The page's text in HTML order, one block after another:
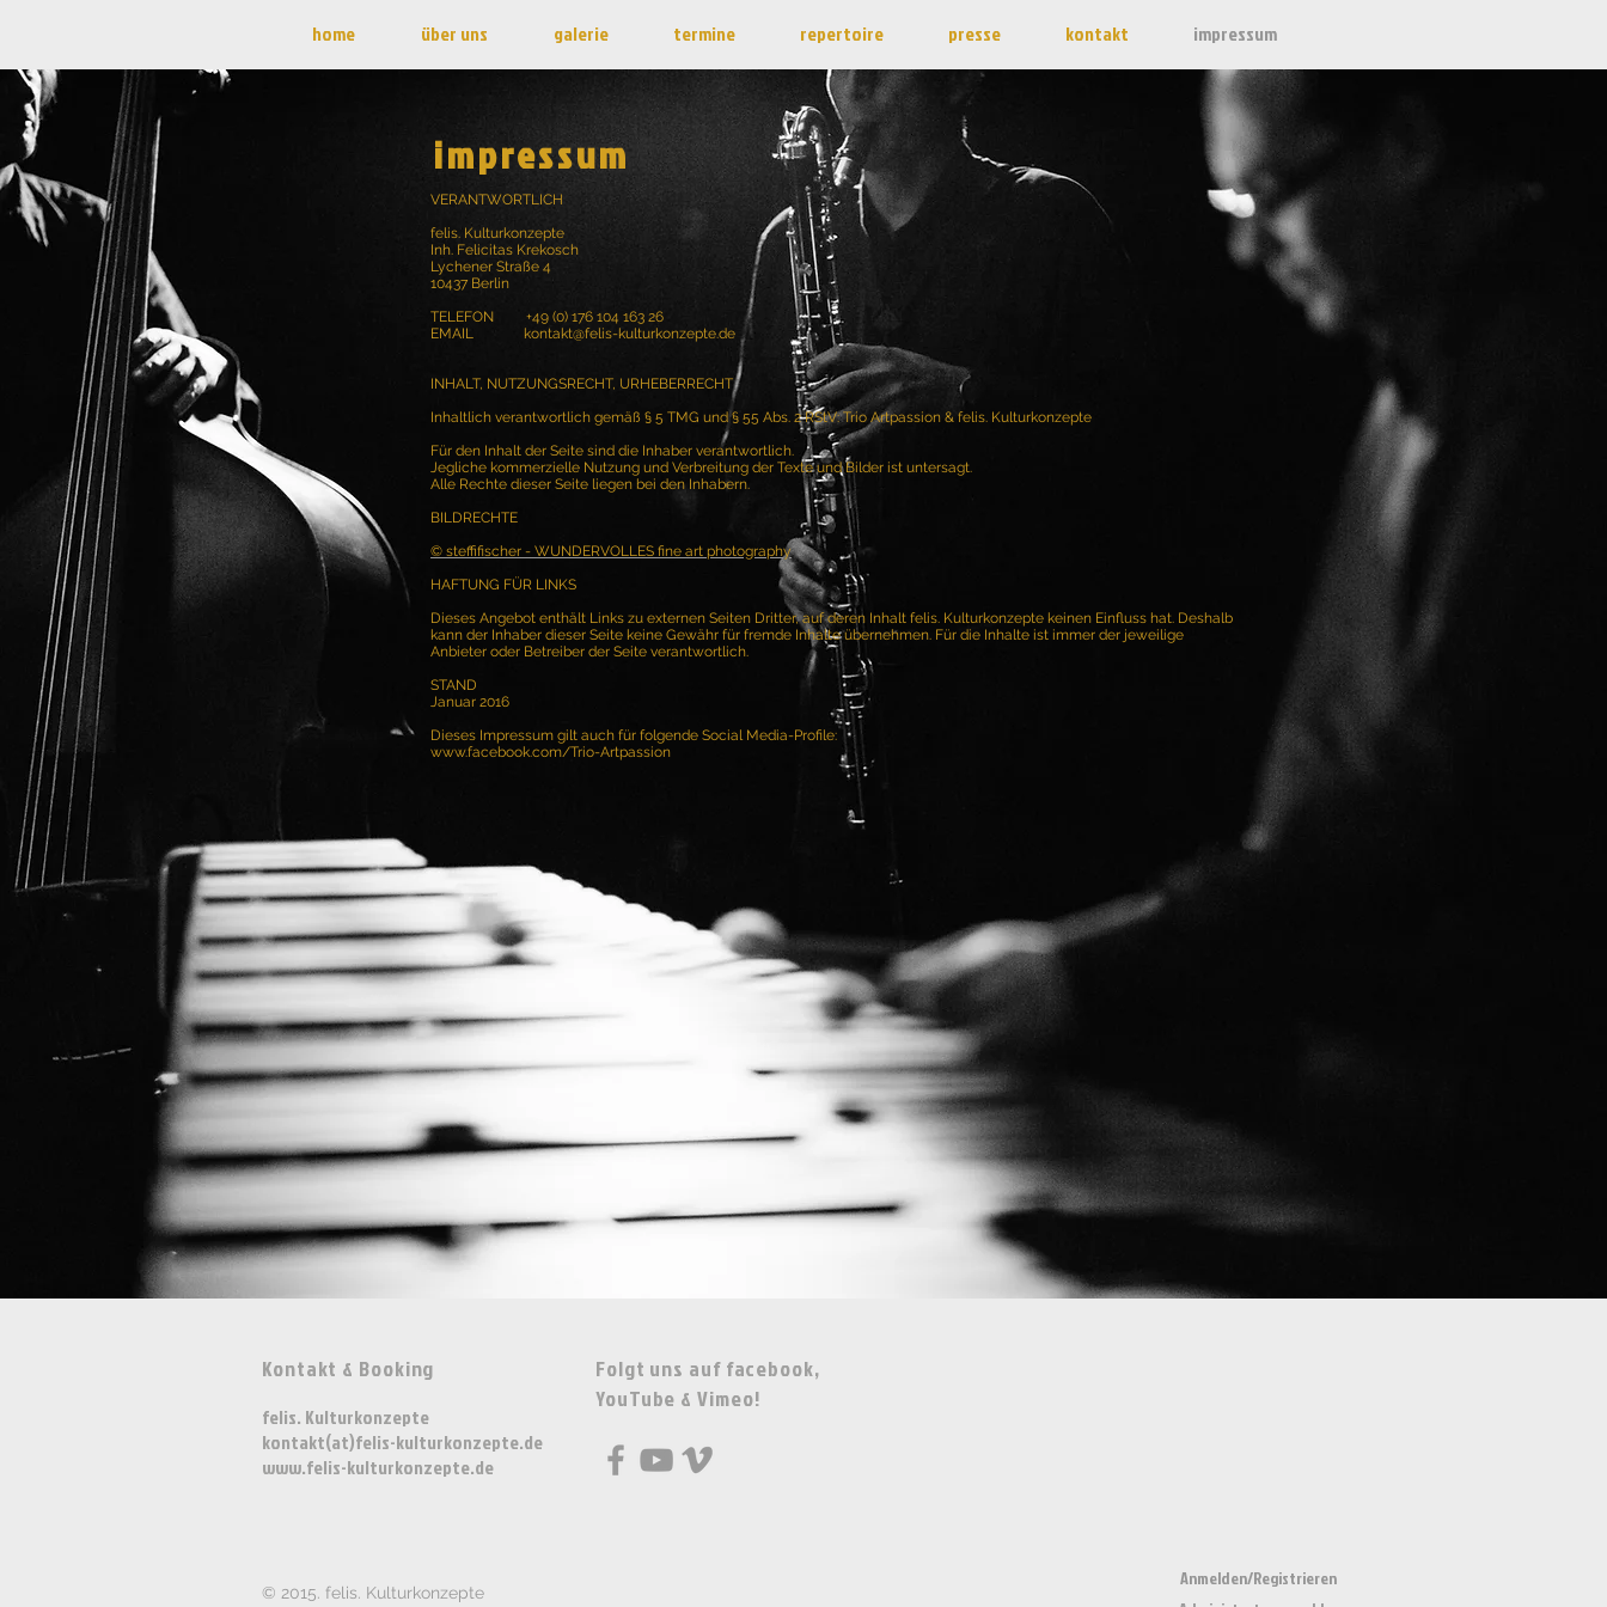
home über uns galerie termine repertoire presse kontakt impressum
impressum
VERANTWORTLICH
felis. Kulturkonzepte
Inh. Felicitas Krekosch
Lychener Straße 4
10437 Berlin
TELEFON +49 (0) 176 104 163 26
EMAIL kontakt@felis-kulturkonzepte.de
INHALT, NUTZUNGSRECHT, URHEBERRECHT
Inhaltlich verantwortlich gemäß § 5 TMG und § 55 Abs. 2 RStV: Trio Artpassion & felis. Kulturkonzepte
Für den Inhalt der Seite sind die Inhaber verantwortlich.
Jegliche kommerzielle Nutzung und Verbreitung der Texte und Bilder ist untersagt.
Alle Rechte dieser Seite liegen bei den Inhabern.
BILDRECHTE
© steffifischer - WUNDERVOLLES fine art photography
HAFTUNG FÜR LINKS
Dieses Angebot enthält Links zu externen Seiten Dritter, auf deren Inhalt felis. Kulturkonzepte keinen Einfluss hat. Deshalb
kann der Inhaber dieser Seite keine Gewähr für fremde Inhalte übernehmen. Für die Inhalte ist immer der jeweilige
Anbieter oder Betreiber der Seite verantwortlich.
STAND
Januar 2016
Dieses Impressum gilt auch für folgende Social Media-Profile:
www.facebook.com/Trio-Artpassion
Kontakt & Booking
felis. Kulturkonzepte
kontakt(at)felis-kulturkonzepte.de
www.felis-kulturkonzepte.de
Folgt uns auf facebook,
YouTube & Vimeo!
© 2015. felis. Kulturkonzepte
Anmelden/Registrieren